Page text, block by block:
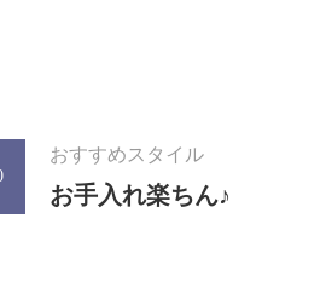
おすすめスタイル
お手入れ楽ちん♪